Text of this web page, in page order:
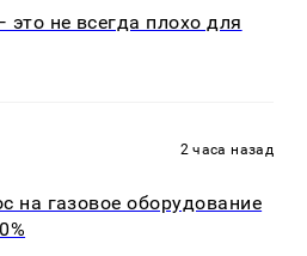
не всегда плохо для
2 часа назад
на газовое оборудование